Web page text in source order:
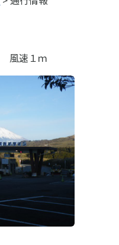
風速１ｍ